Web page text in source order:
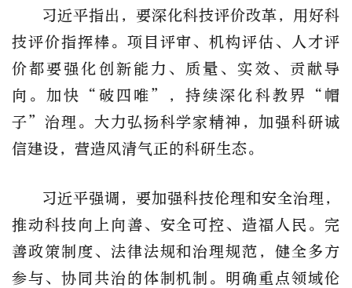
习近平指出，要深化科技评价改革，用好科
技评价指挥棒。项目评审、机构评估、人才评
价都要强化创新能力、质量、实效、贡献导
向。加快“破四唯”，持续深化科教界“帽
子”治理。大力弘扬科学家精神，加强科研诚
信建设，营造风清气正的科研生态。
习近平强调，要加强科技伦理和安全治理，
推动科技向上向善、安全可控、造福人民。完
善政策制度、法律法规和治理规范，健全多方
参与、协同共治的体制机制。明确重点领域伦